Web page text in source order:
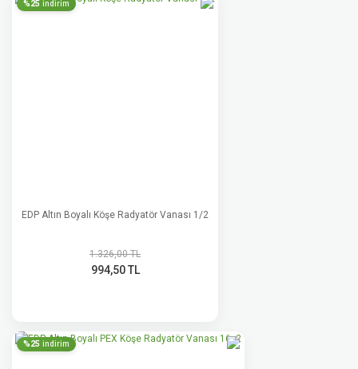
%25 indirim
EDP Altın Boyalı Köşe Radyatör Vanası 1/2
1.326,00 TL
994,50 TL
%25 indirim